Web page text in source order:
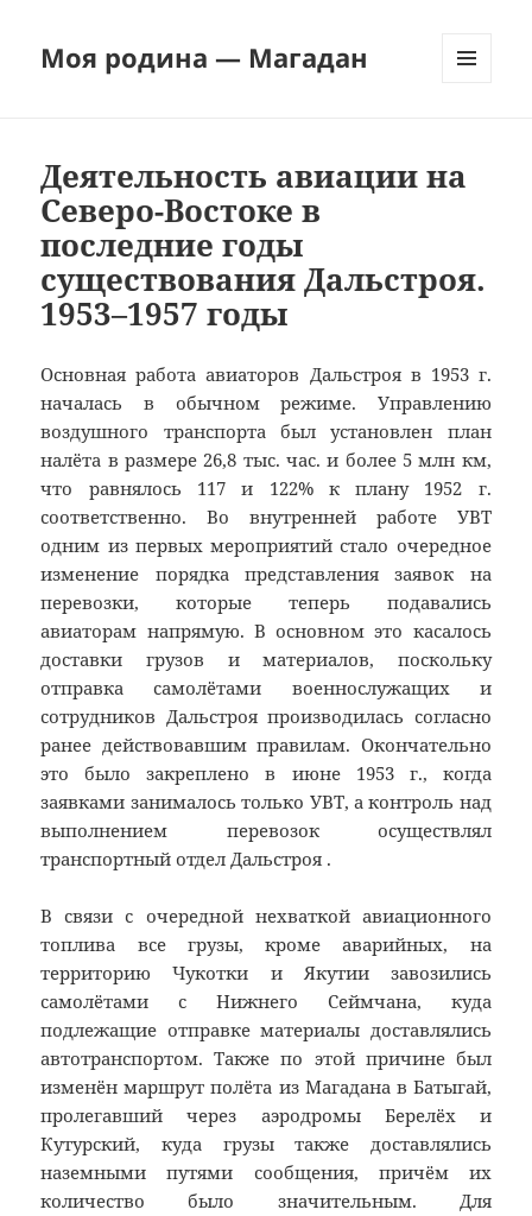
Моя родина — Магадан
Деятельность авиации на
Северо-Востоке в
последние годы
существования Дальстроя.
1953–1957 годы
Основная работа авиаторов Дальстроя в 1953 г.
началась в обычном режиме. Управлению
воздушного транспорта был установлен план
налёта в размере 26,8 тыс. час. и более 5 млн км,
что равнялось 117 и 122% к плану 1952 г.
соответственно. Во внутренней работе УВТ
одним из первых мероприятий стало очередное
изменение порядка представления заявок на
перевозки, которые теперь подавались
авиаторам напрямую. В основном это касалось
доставки грузов и материалов, поскольку
отправка самолётами военнослужащих и
сотрудников Дальстроя производилась согласно
ранее действовавшим правилам. Окончательно
это было закреплено в июне 1953 г., когда
заявками занималось только УВТ, а контроль над
выполнением перевозок осуществлял
транспортный отдел Дальстроя .
В связи с очередной нехваткой авиационного
топлива все грузы, кроме аварийных, на
территорию Чукотки и Якутии завозились
самолётами с Нижнего Сеймчана, куда
подлежащие отправке материалы доставлялись
автотранспортом. Также по этой причине был
изменён маршрут полёта из Магадана в Батыгай,
пролегавший через аэродромы Берелёх и
Кутурский, куда грузы также доставлялись
наземными путями сообщения, причём их
количество было значительным. Для